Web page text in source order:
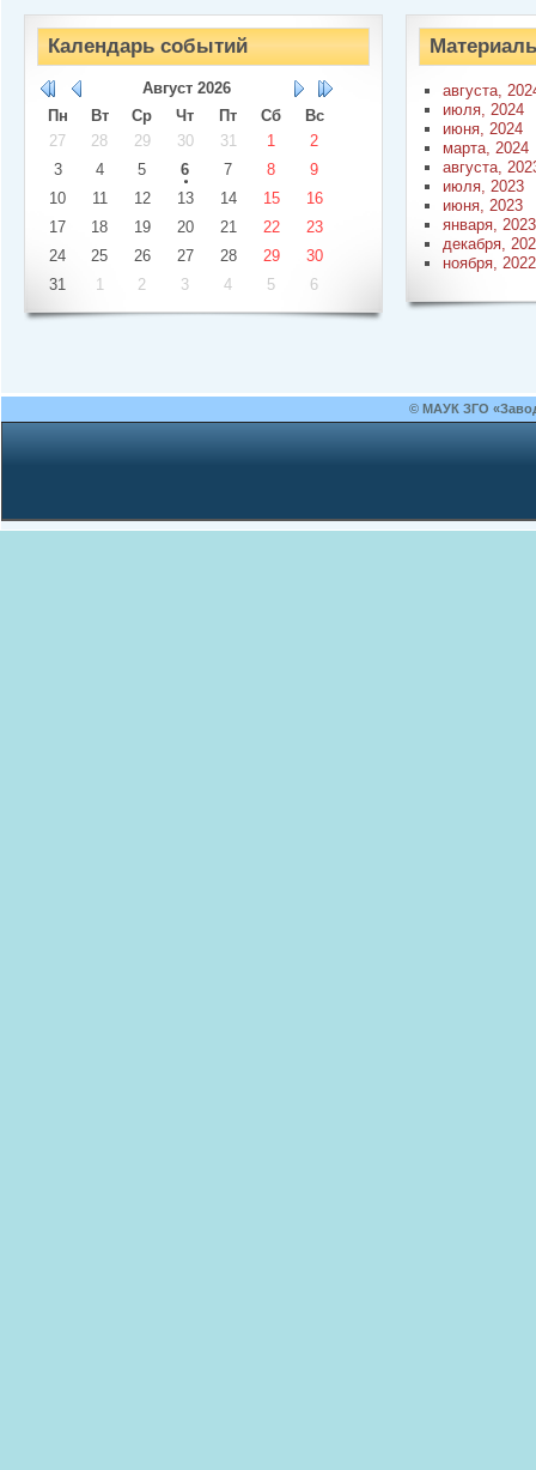
Календарь событий
Август 2026
Пн
Вт Ср Чт Пт Сб
Вс
27
28 29 30 31 1
2
3
4 5 6 7 8
9
10
11 12 13 14 15
16
17
18 19 20 21 22
23
24
25 26 27 28 29
30
31
1 2 3 4 5 6
августа,
июля, 2024
июня, 2024
марта, 2024
августа,
июля, 2023
июня, 2023
января, 2023
декабря,
ноября, 2022
© МАУК ЗГО